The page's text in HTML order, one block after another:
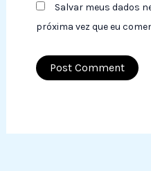
Salvar meus dados
próxima vez que eu